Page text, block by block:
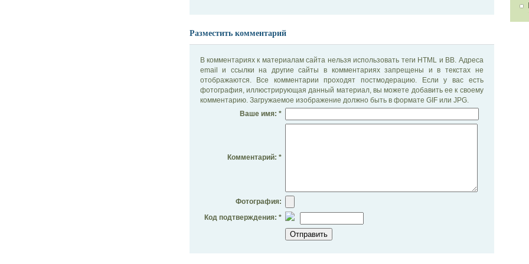
Разместить комментарий
В комментариях к материалам сайта нельзя использовать теги HTML и BB. Адреса
email и ссылки на другие сайты в комментариях запрещены и в текстах не
отображаются. Все комментарии проходят постмодерацию. Если у вас есть
фотография, иллюстрирующая данный материал, вы можете добавить ее к своему
комментарию. Загружаемое изображение должно быть в формате GIF или JPG.
Ваше имя: *
Комментарий: *
Фотография:
Код подтверждения: *